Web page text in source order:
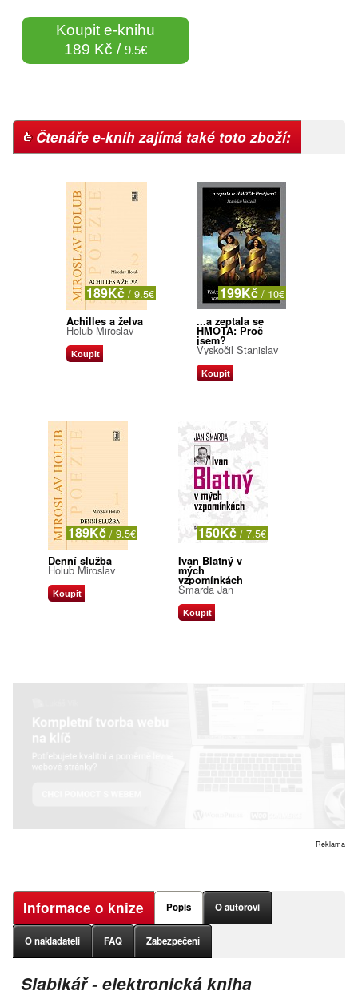
Koupit e-knihu
189 Kč / 9.5€
Čtenáře e-knih zajímá také toto zboží:
189Kč / 9.5€
Achilles a želva
Holub Miroslav
Koupit
199Kč / 10€
...a zeptala se
HMOTA: Proč
jsem?
Vyskočil Stanislav
Koupit
189Kč / 9.5€
Denní služba
Holub Miroslav
Koupit
150Kč / 7.5€
Ivan Blatný v
mých
vzpomínkách
Šmarda Jan
Koupit
Reklama
Informace o knize Popis O autorovi
O nakladateli FAQ Zabezpečení
Slabikář - elektronická kniha